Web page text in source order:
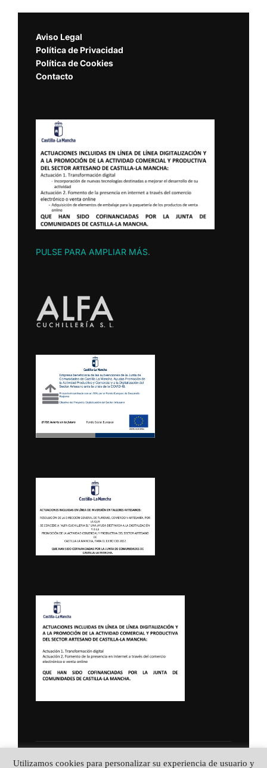
Aviso Legal
Política de Privacidad
Política de Cookies
Contacto
PULSE PARA AMPLIAR MÁS.
Política de Privacidad
Utilizamos cookies para personalizar su experiencia de usuario y